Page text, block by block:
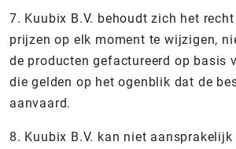
7. Kuubix B.V. behoudt zich het
prijzen op elk moment te wijzigen,
de producten gefactureerd op basis
die gelden op het ogenblik dat de
aanvaard.
8. Kuubix B.V. kan niet